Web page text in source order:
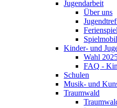
Jugendarbeit
Über uns
Spielmobil
Kinder- und
Wahl
FAQ -
Schulen
Musik- und
Traumwald